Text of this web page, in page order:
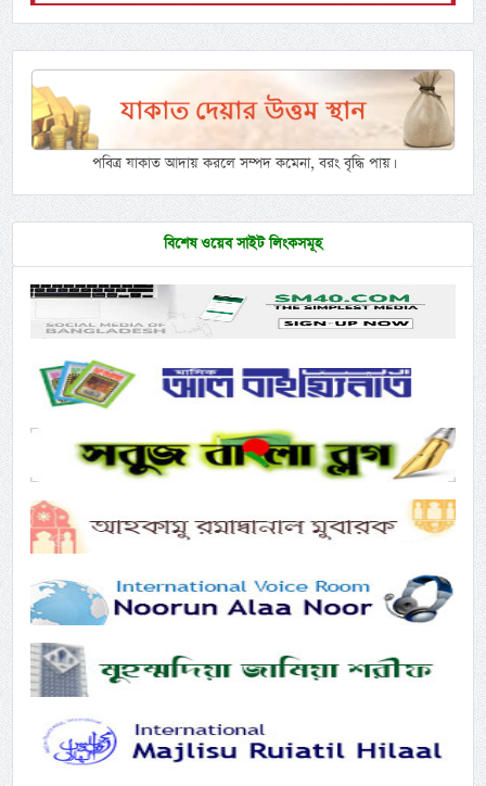
পবিত্র যাকাত আদায় করলে সম্পদ কমেনা, বরং বৃদ্ধি পায়।
বিশেষ ওয়েব সাইট লিংকসমূহ